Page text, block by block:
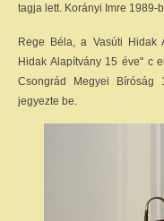
tagja lett. Korányi Imre 1989-
Rege Béla, a Vasúti Hidak
Hidak Alapítvány 15 éve" c
Csongrád Megyei Bíróság
jegyezte be.